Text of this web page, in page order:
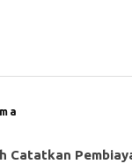
Catatkan